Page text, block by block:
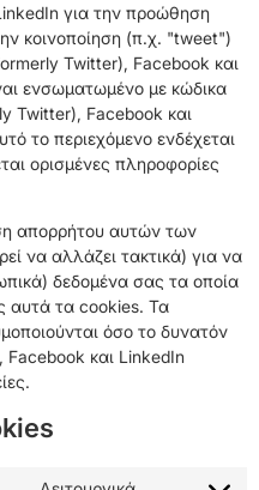
για την προώθηση
κοινοποίηση (π.χ. "tweet")
Twitter), Facebook και
ενσωματωμένο με κώδικα
Twitter), Facebook και
το περιεχόμενο ενδέχεται
ορισμένες πληροφορίες
απορρήτου αυτών των
να αλλάζει τακτικά) για να
δεδομένα σας τα οποία
αυτά τα cookies. Τα
όσο το δυνατόν
και LinkedIn